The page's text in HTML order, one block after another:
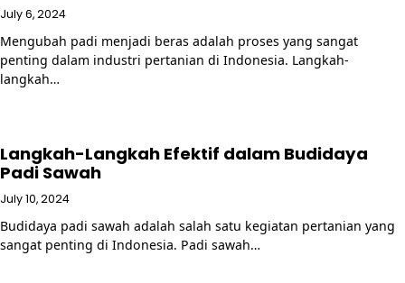
July 6, 2024
Mengubah padi menjadi beras adalah proses yang sangat
penting dalam industri pertanian di Indonesia. Langkah-
langkah…
Langkah-Langkah Efektif dalam Budidaya
Padi Sawah
July 10, 2024
Budidaya padi sawah adalah salah satu kegiatan pertanian yang
sangat penting di Indonesia. Padi sawah…